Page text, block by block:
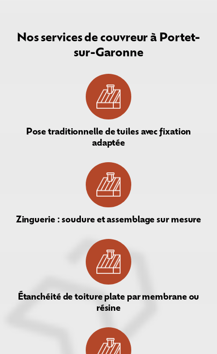
Nos services de couvreur à Portet-
sur-Garonne
Pose traditionnelle de tuiles avec fixation
adaptée
Zinguerie : soudure et assemblage sur mesure
Étanchéité de toiture plate par membrane ou
résine